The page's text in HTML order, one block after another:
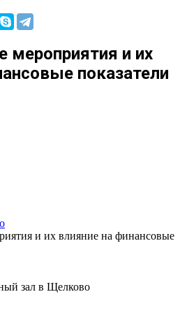
мероприятия и их
показатели
и их влияние на финансовые
зал в Щелково